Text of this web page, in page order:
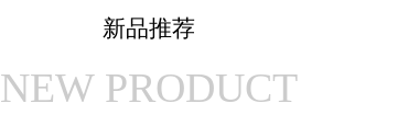
新品推荐
NEW PRODUCT